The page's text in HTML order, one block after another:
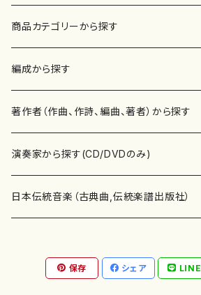
商品カテゴリーから探す
楽譜
書籍
書籍
テキストブック
CD・DVD
チケット
邦楽ジャーナル
レコード
編成から探す
邦楽器
箏・琴（ソロ）
箏・琴（合奏）
三味線（合奏）
合唱
混声合唱
男声合唱
歌・声
ピアノ（ソロ）
洋楽器（弦楽器）
著作者（作曲、作詩、編曲、著者）から探す
あ行
青木省三(アオキ ショウゾウ)
秋山健治(アキヤマ ケンジ）
か行
蔭山滸山(カゲヤマ キョザン)
斉藤松声(サイトウ ショウセイ)
演奏家から探す(CD/DVDのみ)
邦楽（箏、三味線、尺八等）演奏家
石川高（笙）
應和惠子（声楽・ソプラノ）
洋楽-鍵盤楽器（ピアノ、オルガン等）演奏家
日本伝統音楽（古典曲,伝統楽譜出版社）
宮城道雄（宮城宗家監修）
地歌箏曲（三絃古典楽譜）
保存 シェア LINE